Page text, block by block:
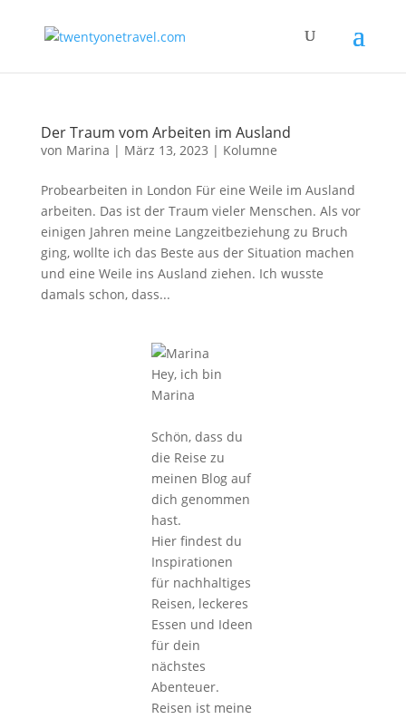
Der Traum vom Arbeiten im Ausland
von Marina | März 13, 2023 | Kolumne
Probearbeiten in London Für eine Weile im Ausland
arbeiten. Das ist der Traum vieler Menschen. Als vor
einigen Jahren meine Langzeitbeziehung zu Bruch
ging, wollte ich das Beste aus der Situation machen
und eine Weile ins Ausland ziehen. Ich wusste
damals schon, dass...
Hey, ich bin
Marina
Schön, dass du
die Reise zu
meinen Blog auf
dich genommen
hast.
Hier findest du
Inspirationen
für nachhaltiges
Reisen, leckeres
Essen und Ideen
für dein
nächstes
Abenteuer.
Reisen ist meine